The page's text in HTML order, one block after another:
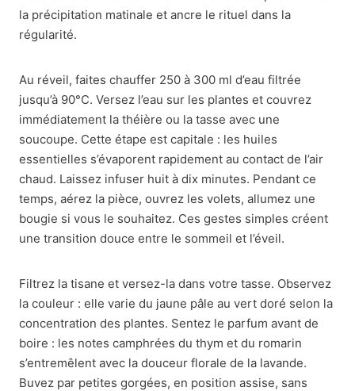
la précipitation matinale et ancre le rituel dans la
régularité.
Au réveil, faites chauffer 250 à 300 ml d’eau filtrée
jusqu’à 90°C. Versez l’eau sur les plantes et couvrez
immédiatement la théière ou la tasse avec une
soucoupe. Cette étape est capitale : les huiles
essentielles s’évaporent rapidement au contact de l’air
chaud. Laissez infuser huit à dix minutes. Pendant ce
temps, aérez la pièce, ouvrez les volets, allumez une
bougie si vous le souhaitez. Ces gestes simples créent
une transition douce entre le sommeil et l’éveil.
Filtrez la tisane et versez-la dans votre tasse. Observez
la couleur : elle varie du jaune pâle au vert doré selon la
concentration des plantes. Sentez le parfum avant de
boire : les notes camphrées du thym et du romarin
s’entremêlent avec la douceur florale de la lavande.
Buvez par petites gorgées, en position assise, sans